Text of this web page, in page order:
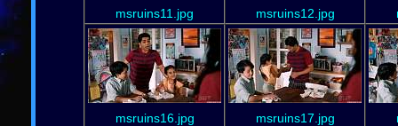
msruins11.jpg msruins12.jpg
msruins16.jpg msruins17.jpg